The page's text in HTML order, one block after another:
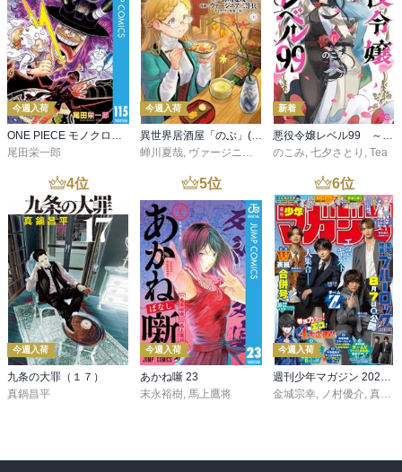
今週入荷
ONE PIECE モノクロ版 115
尾田栄一郎
今週入荷
異世界居酒屋「のぶ」(22)
蝉川夏哉, ヴァージニア二等兵 ,転
新着
悪役令嬢レベル99 ～私は裏ボスですが魔王ではありません～ その６
のこみ, 七夕さとり , Tea
4位
今週入荷
九条の大罪（１７）
真鍋昌平
5位
今週入荷
あかね噺 23
末永裕樹, 馬上鷹将
6位
今週入荷
週刊少年マガジン 2026年36・37号[2026年8月5日発売]
金城宗幸, ノ村優介, 真島ヒロ